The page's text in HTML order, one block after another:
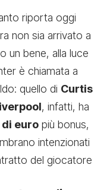
riporta oggi
non sia arrivato a
un bene, alla luce
è chiamata a
quello di Curtis
, infatti, ha
euro più bonus,
intenzionati
del giocatore